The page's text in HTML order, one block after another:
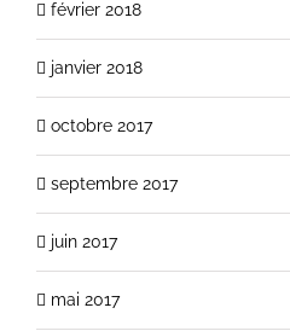
février 2018
janvier 2018
octobre 2017
septembre 2017
juin 2017
mai 2017